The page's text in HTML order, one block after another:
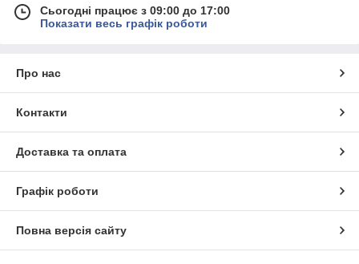
Сьогодні працює з 09:00 до 17:00
Показати весь графік роботи
Про нас
Контакти
Доставка та оплата
Графік роботи
Повна версія сайту